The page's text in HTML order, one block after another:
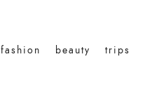
fashion beauty trips